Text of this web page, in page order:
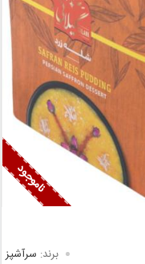
برند: سرآشپز